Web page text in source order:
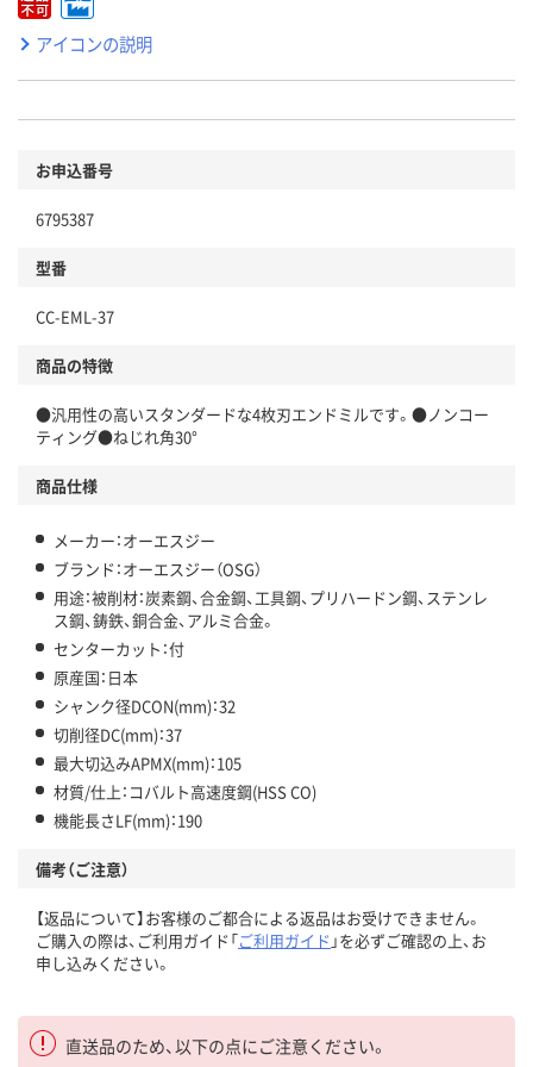
アイコンの説明
お申込番号
6795387
型番
CC-EML-37
商品の特徴
●汎用性の高いスタンダードな4枚刃エンドミルです。●ノンコー
ティング●ねじれ角30°
商品仕様
メーカー：オーエスジー
ブランド：オーエスジー（OSG）
用途：被削材：炭素鋼、合金鋼、工具鋼、プリハードン鋼、ステンレ
ス鋼、鋳鉄、銅合金、アルミ合金。
センターカット：付
原産国：日本
シャンク径DCON(mm)：32
切削径DC(mm)：37
最大切込みAPMX(mm)：105
材質/仕上：コバルト高速度鋼(HSS CO)
機能長さLF(mm)：190
備考（ご注意）
【返品について】お客様のご都合による返品はお受けできません。
ご購入の際は、ご利用ガイド「ご利用ガイド 」を必ずご確認の上、お
申し込みください。
直送品のため、以下の点にご注意ください。